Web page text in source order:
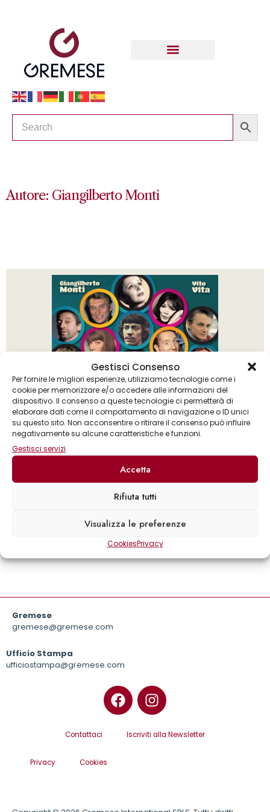
Gestisci Consenso
Per fornire le migliori esperienze, utilizziamo tecnologie come i
cookie per memorizzare e/o accedere alle informazioni del
dispositivo. Il consenso a queste tecnologie ci permetterà di
elaborare dati come il comportamento di navigazione o ID unici
su questo sito. Non acconsentire o ritirare il consenso può influire
negativamente su alcune caratteristiche e funzioni.
Gestisci servizi
Accetta
Rifiuta tutti
Visualizza le preferenze
CookiesPrivacy
Autore: Giangilberto Monti
Giangilberto Monti,Vito Vita
Gremese
gremese@gremese.com
Ufficio Stampa
ufficiostampa@gremese.com
Contattaci Iscriviti alla Newsletter
Privacy Cookies